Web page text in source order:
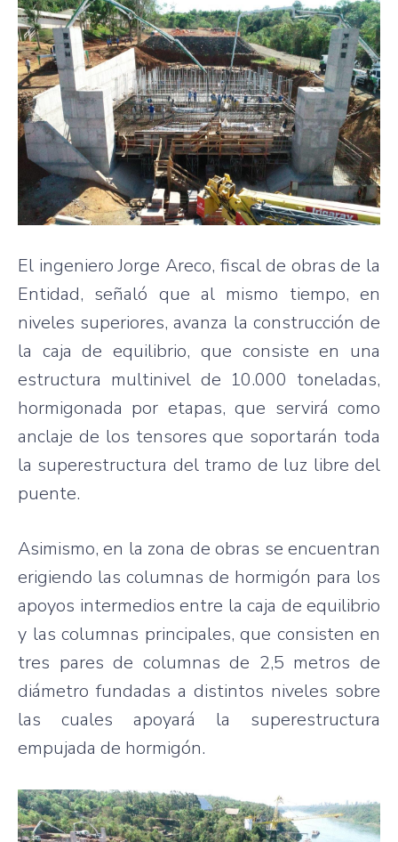
El ingeniero Jorge Areco, fiscal de obras de la
Entidad, señaló que al mismo tiempo, en
niveles superiores, avanza la construcción de
la caja de equilibrio, que consiste en una
estructura multinivel de 10.000 toneladas,
hormigonada por etapas, que servirá como
anclaje de los tensores que soportarán toda
la superestructura del tramo de luz libre del
puente.
Asimismo, en la zona de obras se encuentran
erigiendo las columnas de hormigón para los
apoyos intermedios entre la caja de equilibrio
y las columnas principales, que consisten en
tres pares de columnas de 2,5 metros de
diámetro fundadas a distintos niveles sobre
las cuales apoyará la superestructura
empujada de hormigón.